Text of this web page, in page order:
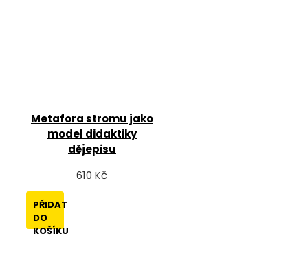
Metafora stromu jako
model didaktiky
dějepisu
610 Kč
PŘIDAT
DO
KOŠÍKU